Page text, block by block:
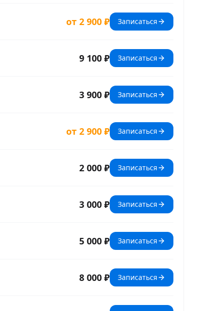
от 2 900 ₽ Записаться
9 100 ₽ Записаться
3 900 ₽ Записаться
от 2 900 ₽ Записаться
2 000 ₽ Записаться
3 000 ₽ Записаться
5 000 ₽ Записаться
8 000 ₽ Записаться